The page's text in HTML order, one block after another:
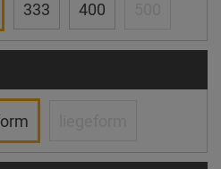
333 400